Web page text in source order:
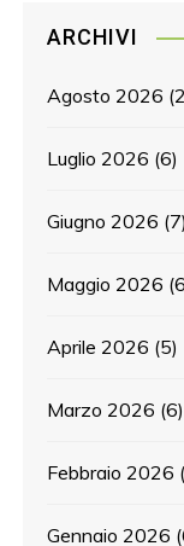
ARCHIVI
Agosto 2026
Luglio 2026 (6)
Giugno 2026 (7)
Maggio 2026
Aprile 2026 (5)
Marzo 2026 (6)
Febbraio 2026
Gennaio 2026